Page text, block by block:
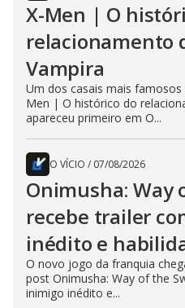
X-Men | O
relacionamento
Vampira
Um dos casais mais
Men | O histórico do
apareceu primeiro em O...
O VÍCIO / 07/08/2026
Onimusha: Way
recebe trailer
inédito e
O novo jogo da franquia
post Onimusha: Way of the
inimigo inédito e...